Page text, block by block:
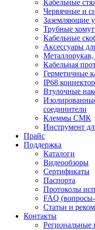
Кабельные
Червячные и
Заземляющие
Трубные
Кабельные
Аксессуары
Кабельная
Герметичные
IP68
Втулочные
соединители
Клеммы СМК
Инструмент
Прайс
Поддержка
Каталоги
Видеообзоры
Сертификаты
Паспорта
Протоколы
FAQ
Статьи и
Контакты
Региональные